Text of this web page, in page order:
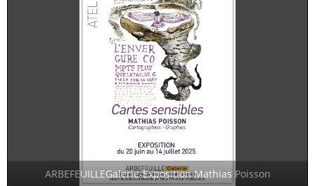
ARBEFEUILLEGalerie-Exposition Mathias Poisson